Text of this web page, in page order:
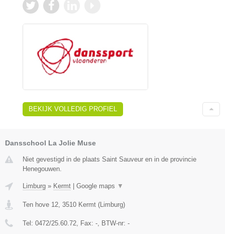
BEKIJK VOLLEDIG PROFIEL
Dansschool La Jolie Muse
Niet gevestigd in de plaats Saint Sauveur en in de provincie
Henegouwen.
Limburg » Kermt Google maps ▼
Ten hove 12 3510 Kermt ( Limburg)
Tel: 0472/25.60.72 , Fax: - , BTW-nr: -